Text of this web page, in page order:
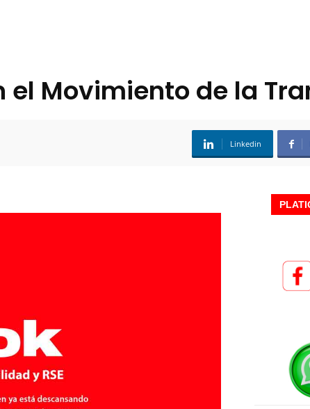
Movimiento de la
Linkedin